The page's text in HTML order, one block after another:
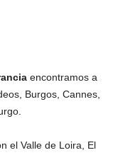
encontramos a
Burgos, Cannes,
el Valle de Loira, El